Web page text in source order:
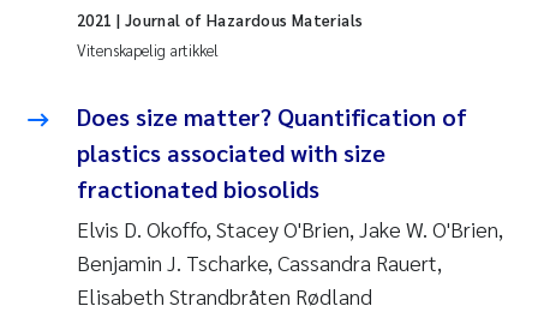
Vitenskapelig artikkel
2021 | Journal of Hazardous Materials
Does size matter? Quantification of
plastics associated with size
fractionated biosolids
Elvis D. Okoffo, Stacey O'Brien, Jake W. O'Brien,
Benjamin J. Tscharke, Cassandra Rauert,
Elisabeth Strandbråten Rødland